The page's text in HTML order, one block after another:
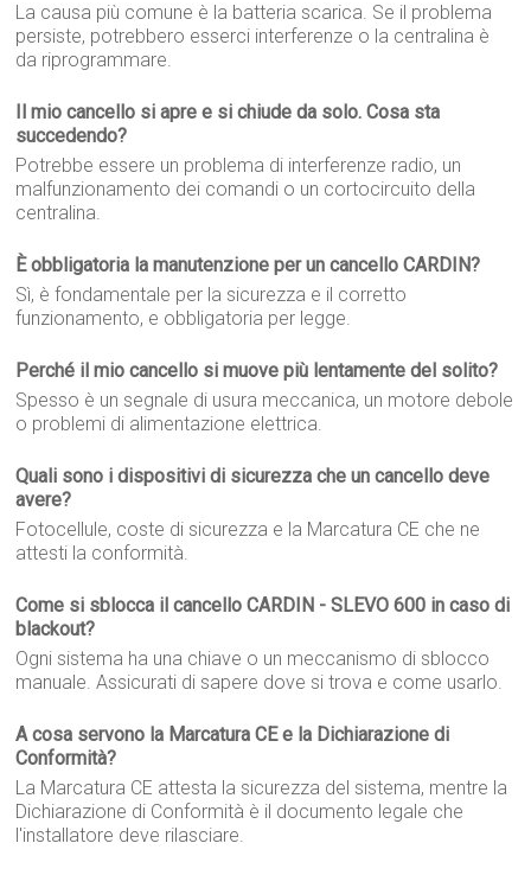
La causa più comune è la batteria scarica. Se il problema
persiste, potrebbero esserci interferenze o la centralina è
da riprogrammare.
Il mio cancello si apre e si chiude da solo. Cosa sta
succedendo?
Potrebbe essere un problema di interferenze radio, un
malfunzionamento dei comandi o un cortocircuito della
centralina.
È obbligatoria la manutenzione per un cancello CARDIN?
Sì, è fondamentale per la sicurezza e il corretto
funzionamento, e obbligatoria per legge.
Perché il mio cancello si muove più lentamente del solito?
Spesso è un segnale di usura meccanica, un motore debole
o problemi di alimentazione elettrica.
Quali sono i dispositivi di sicurezza che un cancello deve
avere?
Fotocellule, coste di sicurezza e la Marcatura CE che ne
attesti la conformità.
Come si sblocca il cancello CARDIN - SLEVO 600 in caso di
blackout?
Ogni sistema ha una chiave o un meccanismo di sblocco
manuale. Assicurati di sapere dove si trova e come usarlo.
A cosa servono la Marcatura CE e la Dichiarazione di
Conformità?
La Marcatura CE attesta la sicurezza del sistema, mentre la
Dichiarazione di Conformità è il documento legale che
l'installatore deve rilasciare.